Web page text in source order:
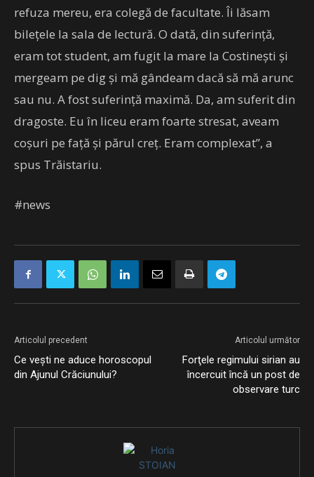
refuza mereu, era colegă de facultate. Îi lăsam
bilețele la sala de lectură. O dată, din suferință,
eram tot student, am fugit la mare la Costinești și
mergeam pe dig și mă gândeam dacă să mă arunc
sau nu. A fost suferință maximă. Da, am suferit din
dragoste. Eu în liceu eram foarte stresat, aveam
coșuri pe față și părul creț. Eram complexat”, a
spus Trăistariu.
#news
Articolul precedent
Ce veşti ne aduce horoscopul
din Ajunul Crăciunului?
Articolul următor
Forţele regimului sirian au
încercuit încă un post de
observare turc